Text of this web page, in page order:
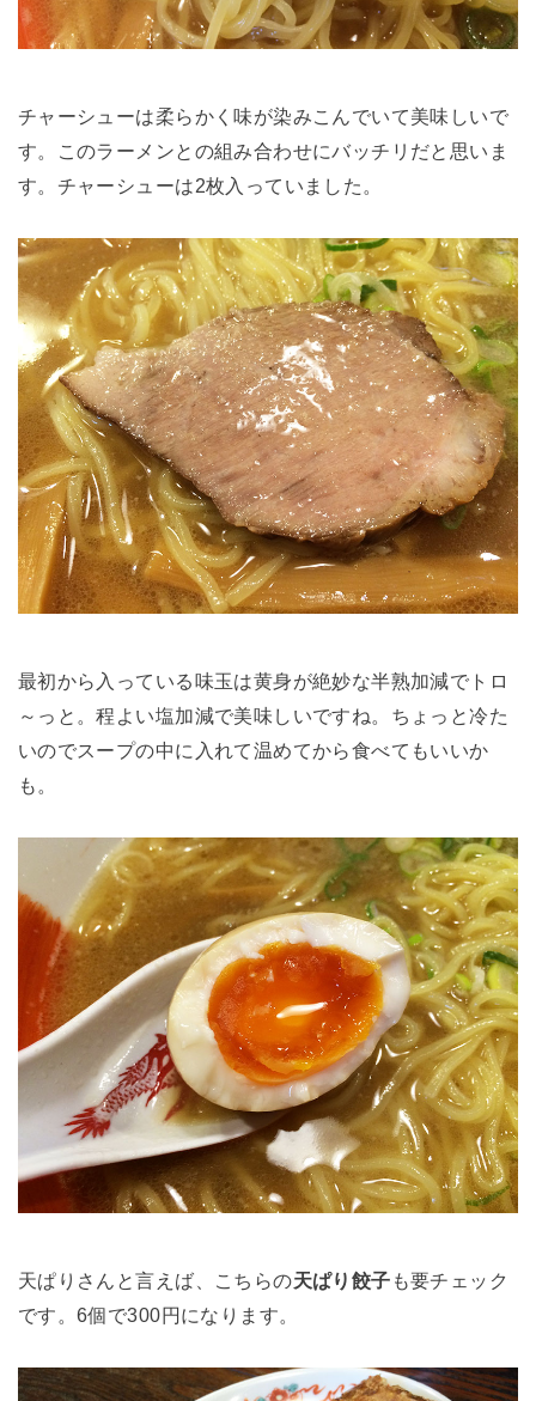
チャーシューは柔らかく味が染みこんでいて美味しいで
す。このラーメンとの組み合わせにバッチリだと思いま
す。チャーシューは2枚入っていました。
最初から入っている味玉は黄身が絶妙な半熟加減でトロ
～っと。程よい塩加減で美味しいですね。ちょっと冷た
いのでスープの中に入れて温めてから食べてもいいか
も。
天ぱりさんと言えば、こちらの天ぱり餃子 も要チェック
です。6個で300円になります。